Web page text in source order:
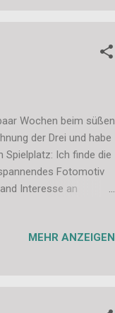
Wochen beim süßen
der Drei und habe
Spielplatz: Ich finde die
Fotomotiv
Interesse an
für so ein Shooting ist
MEHR ANZEIGEN